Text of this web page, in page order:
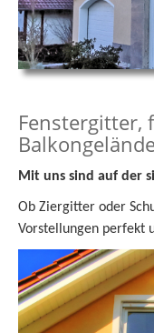
Fenstergitter,
Mit uns sind auf der
Ob Ziergitter oder
Vorstellungen perfekt